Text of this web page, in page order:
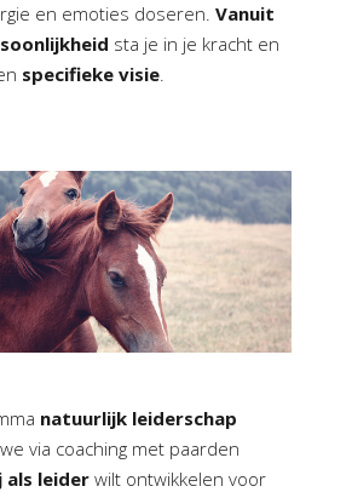
en emoties doseren. Vanuit
sta je in je kracht en
specifieke visie.
natuurlijk leiderschap
via coaching met paarden
als leider wilt ontwikkelen voor